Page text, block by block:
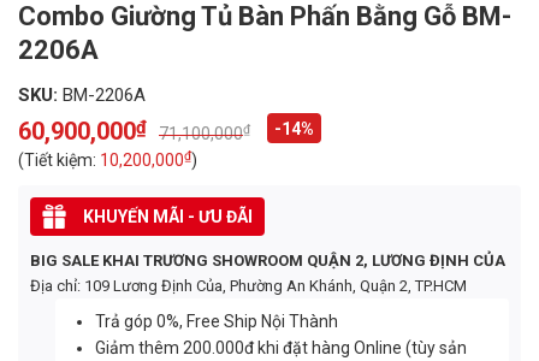
Combo Giường Tủ Bàn Phấn Bằng Gỗ BM-
2206A
SKU: BM-2206A
71,100,000₫
Original
price
was:
71,100,000₫.
60,900,000₫
Current
price
is:
60,900,000₫.
-14%
(Tiết kiệm: 10,200,000₫)
KHUYẾN MÃI - ƯU ĐÃI
BIG SALE KHAI TRƯƠNG SHOWROOM QUẬN 2, LƯƠNG ĐỊNH CỦA
Địa chỉ: 109 Lương Định Của, Phường An Khánh, Quận 2, TP.HCM
Trả góp 0%, Free Ship Nội Thành
Giảm thêm 200.000đ khi đặt hàng Online (tùy sản